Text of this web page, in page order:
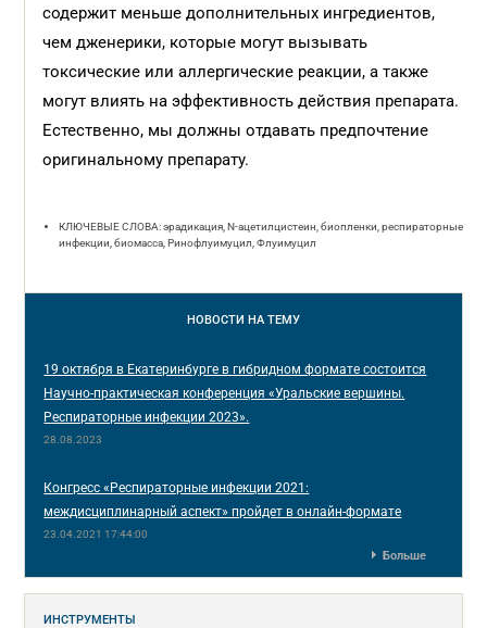
содержит меньше дополнительных ингредиентов,
чем дженерики, которые могут вызывать
токсические или аллергические реакции, а также
могут влиять на эффективность действия препарата.
Естественно, мы должны отдавать предпочтение
оригинальному препарату.
КЛЮЧЕВЫЕ СЛОВА: эрадикация, N-ацетилцистеин, биопленки, респираторные
инфекции, биомасса, Ринофлуимуцил, Флуимуцил
НОВОСТИ НА ТЕМУ
19 октября в Екатеринбурге в гибридном формате состоится
Научно-практическая конференция «Уральские вершины.
Респираторные инфекции 2023».
28.08.2023
Конгресс «Респираторные инфекции 2021:
междисциплинарный аспект» пройдет в онлайн-формате
23.04.2021 17:44:00
Больше
ИНСТРУМЕНТЫ